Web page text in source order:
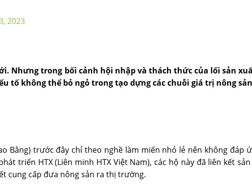
2023
Nhưng trong bối cảnh hội nhập và thách thức của lối sản
tố không thể bỏ ngỏ trong tạo dựng các chuỗi giá trị nông
Bằng) trước đây chỉ theo nghề làm miến nhỏ lẻ nên không đáp
triển HTX (Liên minh HTX Việt Nam), các hộ này đã liên kết
cung cấp đưa nông sản ra thị trường.